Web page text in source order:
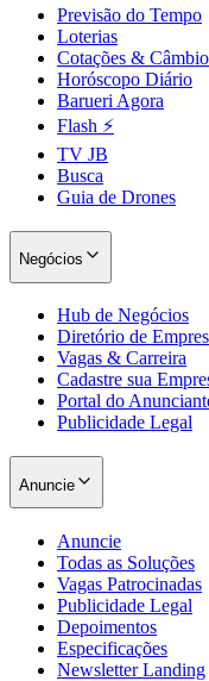
Previsão do Tempo
Loterias
Cotações & Câmbio
Horóscopo Diário
Barueri Agora
Flash ⚡
TV JB
Busca
Guia de Drones
Negócios
Hub de Negócios
Diretório de
Vagas & Carreira
Cadastre sua
Portal do
Publicidade Legal
Anuncie
Anuncie
Todas as Soluções
Vagas Patrocinadas
Publicidade Legal
Depoimentos
Especificações
Newsletter Landing